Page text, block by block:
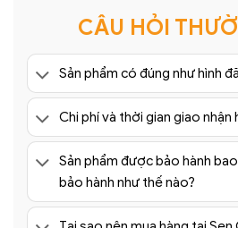
CÂU HỎI
Sản phẩm có đúng như hình
Chi phí và thời gian giao nhận
Sản phẩm được bảo hành
bảo hành như thế nào?